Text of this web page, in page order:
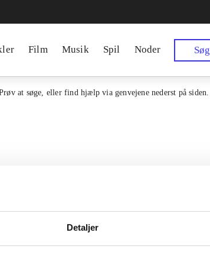
Detaljer
Film Musik Spil Noder Søg
at søge, eller find hjælp via genvejene nederst på siden.
til alle danske
Kontakt os